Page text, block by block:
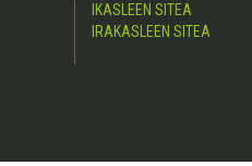
IKASLEEN SITEA
IRAKASLEEN SITEA